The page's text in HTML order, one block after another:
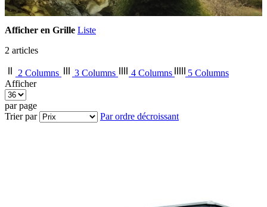
Afficher en Grille Liste
2 articles
2 Columns 3 Columns 4 Columns
5 Columns
Afficher
par page
Trier par
Par ordre décroissant